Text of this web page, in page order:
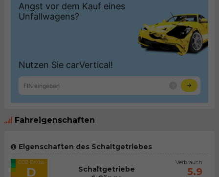
Fahreigenschaften
Eigenschaften des Schaltgetriebes
CO2 Emiss.
D
Schaltgetriebe
Verbrauch
5.9